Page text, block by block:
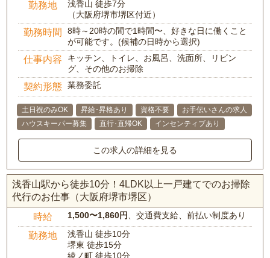
勤務地
浅香山 徒歩7分
（大阪府堺市堺区付近）
勤務時間
8時～20時の間で1時間〜、好きな日に働くこと
が可能です。(候補の日時から選択)
仕事内容
キッチン、トイレ、お風呂、洗面所、リビン
グ、その他のお掃除
契約形態 業務委託
土日祝のみOK 昇給･昇格あり 資格不要
お手伝いさんの求人
ハウスキーパー募集
直行･直帰OK インセンティブあり
この求人の詳細を見る
浅香山駅から徒歩10分！4LDK以上一戸建てでのお掃除
代行のお仕事（大阪府堺市堺区）
時給 1,500〜1,860円、交通費支給、前払い制度あり
勤務地
浅香山 徒歩10分
堺東 徒歩15分
綾ノ町 徒歩10分